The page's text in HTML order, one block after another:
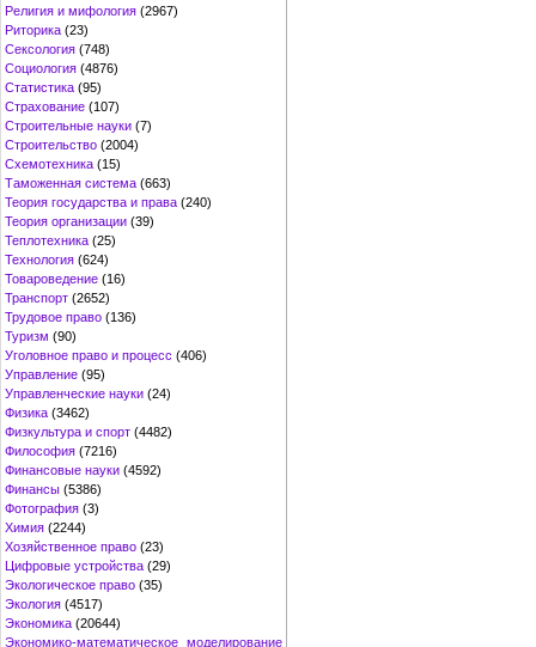
Религия и мифология (2967)
Риторика (23)
Сексология (748)
Социология (4876)
Статистика (95)
Страхование (107)
Строительные науки (7)
Строительство (2004)
Схемотехника (15)
Таможенная система (663)
Теория государства и права (240)
Теория организации (39)
Теплотехника (25)
Технология (624)
Товароведение (16)
Транспорт (2652)
Трудовое право (136)
Туризм (90)
Уголовное право и процесс (406)
Управление (95)
Управленческие науки (24)
Физика (3462)
Физкультура и спорт (4482)
Философия (7216)
Финансовые науки (4592)
Финансы (5386)
Фотография (3)
Химия (2244)
Хозяйственное право (23)
Цифровые устройства (29)
Экологическое право (35)
Экология (4517)
Экономика (20644)
Экономико-математическое моделирование